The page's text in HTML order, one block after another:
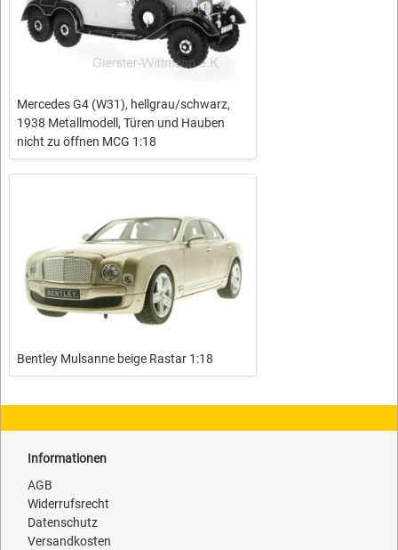
Mercedes G4 (W31), hellgrau/schwarz,
1938 Metallmodell, Türen und Hauben
nicht zu öffnen MCG 1:18
Bentley Mulsanne beige Rastar 1:18
Informationen
AGB
Widerrufsrecht
Datenschutz
Versandkosten